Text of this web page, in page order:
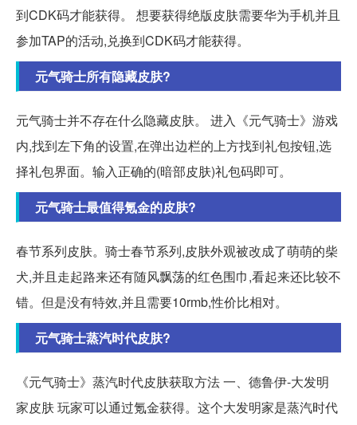
到CDK码才能获得。 想要获得绝版皮肤需要华为手机并且
参加TAP的活动,兑换到CDK码才能获得。
元气骑士所有隐藏皮肤?
元气骑士并不存在什么隐藏皮肤。 进入《元气骑士》游戏
内,找到左下角的设置,在弹出边栏的上方找到礼包按钮,选
择礼包界面。输入正确的(暗部皮肤)礼包码即可。
元气骑士最值得氪金的皮肤?
春节系列皮肤。骑士春节系列,皮肤外观被改成了萌萌的柴
犬,并且走起路来还有随风飘荡的红色围巾,看起来还比较不
错。但是没有特效,并且需要10rmb,性价比相对。
元气骑士蒸汽时代皮肤?
《元气骑士》蒸汽时代皮肤获取方法 一、德鲁伊-大发明
家皮肤 玩家可以通过氪金获得。这个大发明家是蒸汽时代